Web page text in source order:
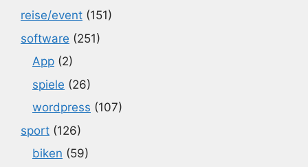
reise/event (151)
software (251)
App (2)
spiele (26)
wordpress (107)
sport (126)
biken (59)